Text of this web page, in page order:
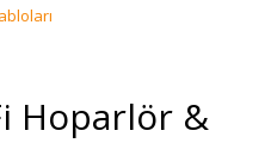
Hoparlör &